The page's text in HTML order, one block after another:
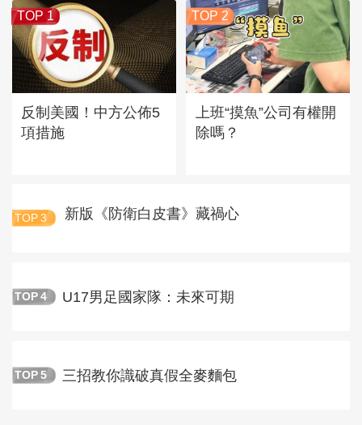
TOP 1
反制美國！中方公佈5
項措施
TOP 2
上班“摸魚”公司有權開
除嗎？
TOP 3 新版《防衛白皮書》藏禍心
TOP 4 U17男足國家隊：未來可期
TOP 5 三招教你識破真假全麥麵包